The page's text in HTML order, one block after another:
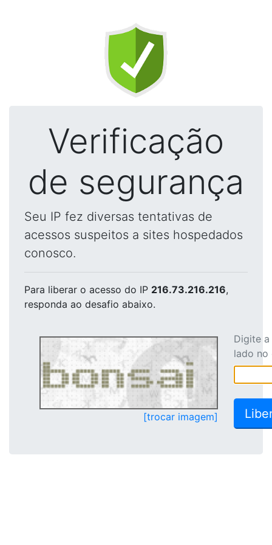
Verificação
de segurança
Seu IP fez diversas tentativas de
acessos suspeitos a sites hospedados
conosco.
Para liberar o acesso do IP 216.73.216.216,
responda ao desafio abaixo.
[trocar imagem]
Digite
lado no